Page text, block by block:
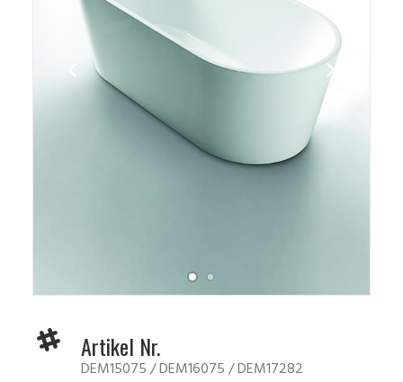
Artikel Nr.
DEM15075 / DEM16075 / DEM17282